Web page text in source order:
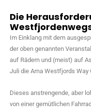
Die
Im Einklang mit dem
der oben genannten
auf Rädern und (meist) auf
Juli die Arna Westfjords Way
Dieses anstrengende, aber
von einer gemütlichen